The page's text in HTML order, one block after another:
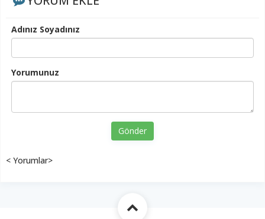
Adınız Soyadınız
Yorumunuz
Gönder
< Yorumlar>